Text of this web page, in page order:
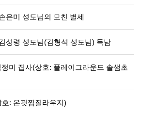
은미 성도님의 모친 별세
성령 성도님(김형석 성도님) 득남
미 집사(상호: 플레이그라운드 솔샘초
: 온핏찜질라우지)